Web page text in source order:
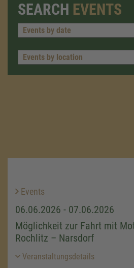
SEARCH EVENTS
Events
06.06.2026 - 07.06.2026
Möglichkeit zur Fahrt mit
Rochlitz – Narsdorf
Veranstaltungsdetails